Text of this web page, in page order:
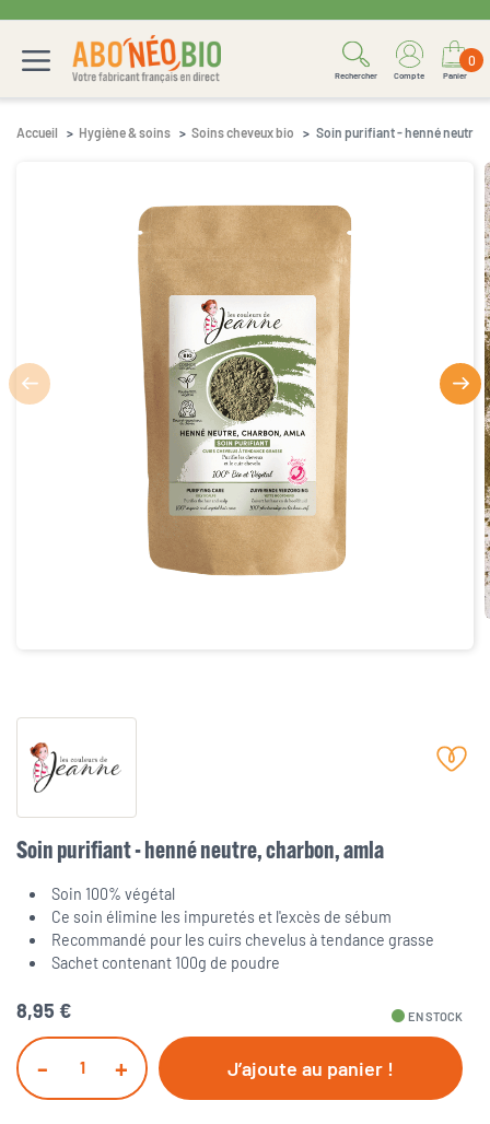
Rechercher Compte
0
Panier
Accueil Hygiène & soins Soins cheveux bio Soin purifiant - henné neutre,
Soin purifiant - henné neutre, charbon, amla
Soin 100% végétal
Ce soin élimine les impuretés et l'excès de sébum
Recommandé pour les cuirs chevelus à tendance grasse
Sachet contenant 100g de poudre
8,95 € fiber_manual_record EN STOCK
- + J’ajoute au panier !